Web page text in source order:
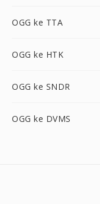
OGG ke TTA
OGG ke HTK
OGG ke SNDR
OGG ke DVMS